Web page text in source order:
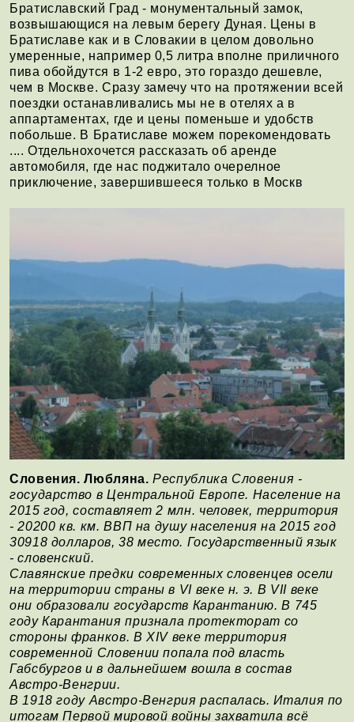
Братиславский Град - монументальный замок,
возвышающися на левым берегу Дуная. Цены в
Братиславе как и в Словакии в целом довольно
умеренные, например 0,5 литра вполне приличного
пива обойдутся в 1-2 евро, это гораздо дешевле,
чем в Москве. Сразу замечу что на протяжении всей
поездки останавливались мы не в отелях а в
аппартаментах, где и цены поменьше и удобств
побольше. В Братиславе можем порекомендовать
.... Отдельнохочется рассказать об аренде
автомобиля, где нас поджитало очерелное
приключение, завершившееся только в Москв
Словения. Любляна.Республика Словения -
государство в Центральной Европе. Население на
2015 год, составляет 2 млн. человек, территория
- 20200 кв. км. ВВП на душу населения на 2015 год
30918 долларов, 38 место. Государственный язык
- словенский.
Славянские предки современных словенцев осели
на территории страны в VI веке н. э. В VII веке
они образовали государств Карантанию. В 745
году Карантания признала протекторат со
стороны франков. В XIV веке территория
современной Словении попала под власть
Габсбургов и в дальнейшем вошла в состав
Австро-Венгрии.
В 1918 году Австро-Венгрия распалась. Италия по
итогам Первой мировой войны захватила всё